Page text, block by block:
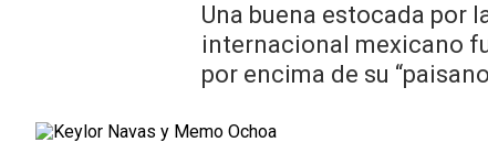
Una buena estocada por
internacional mexicano
por encima de su